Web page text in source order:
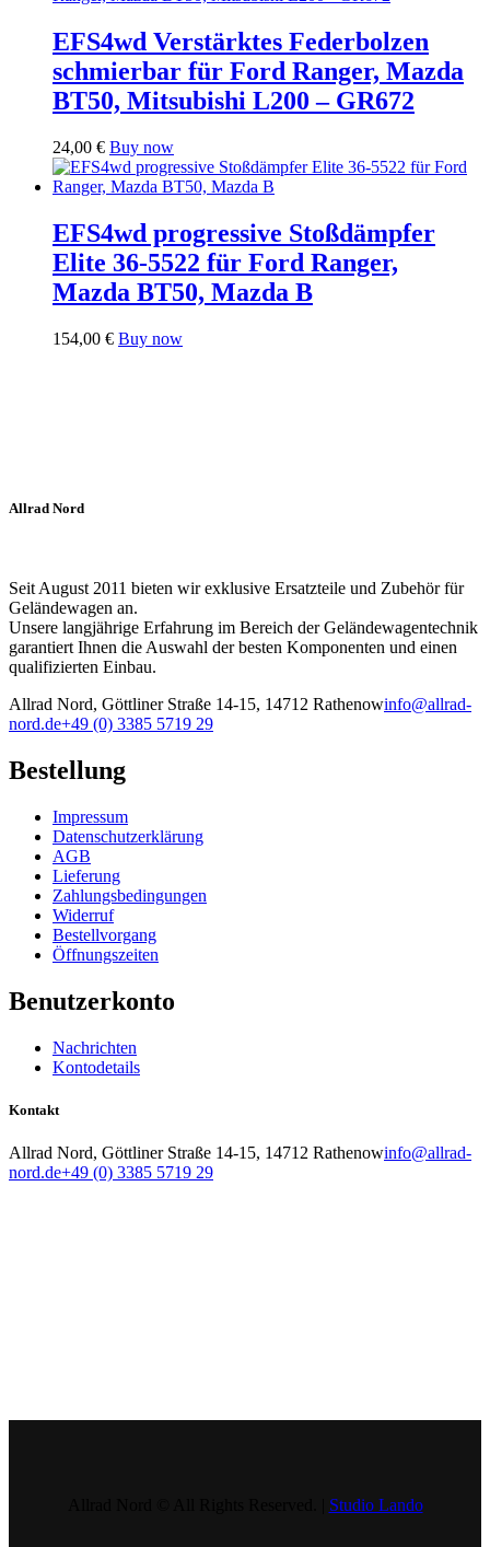
EFS4wd Verstärktes Federbolzen
schmierbar für Ford Ranger, Mazda
BT50, Mitsubishi L200 – GR672
24,00 € Buy now
EFS4wd progressive Stoßdämpfer
Elite 36-5522 für Ford Ranger,
Mazda BT50, Mazda B
154,00 € Buy now
Allrad Nord
Seit August 2011 bieten wir exklusive Ersatzteile und Zubehör für
Geländewagen an.
Unsere langjährige Erfahrung im Bereich der Geländewagentechnik
garantiert Ihnen die Auswahl der besten Komponenten und einen
qualifizierten Einbau.
Allrad Nord, Göttliner Straße 14-15, 14712 Rathenowinfo@allrad-
nord.de+49 (0) 3385 5719 29
Bestellung
Impressum
Datenschutzerklärung
AGB
Lieferung
Zahlungsbedingungen
Widerruf
Bestellvorgang
Öffnungszeiten
Benutzerkonto
Nachrichten
Kontodetails
Kontakt
Allrad Nord, Göttliner Straße 14-15, 14712 Rathenowinfo@allrad-
nord.de+49 (0) 3385 5719 29
Studio Lando